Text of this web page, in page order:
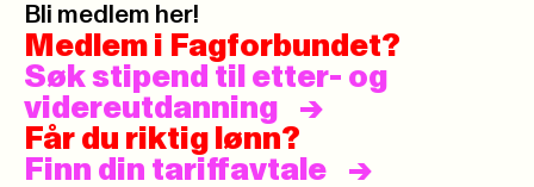
Bli medlem her!
Medlem i Fagforbundet?
Søk stipend til etter- og
videreutdanning
Får du riktig lønn?
Finn din tariffavtale